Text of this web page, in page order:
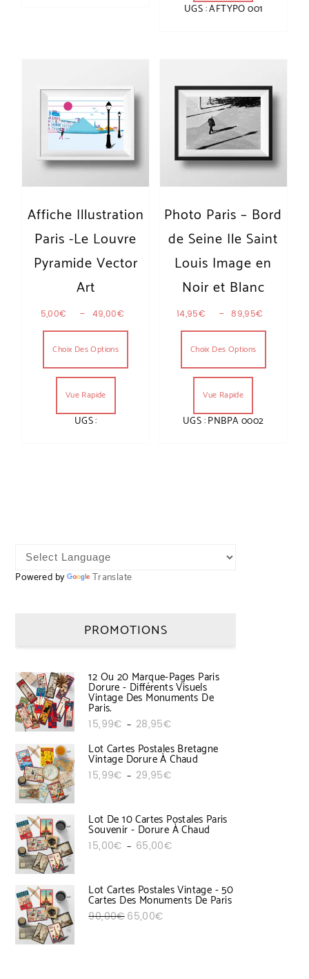
UGS : AFTYPO 001
Affiche Illustration
Paris -Le Louvre
Pyramide Vector
Art
5,00€ – 49,00€ Plage de prix : 5,00€ à 49,00€
Choix Des Options
Ce produit a plusieurs variations. Les
Vue Rapide
UGS :
Photo Paris – Bord
de Seine Ile Saint
Louis Image en
Noir et Blanc
14,95€ – 89,95€
Choix Des Options
Ce
Vue Rapide
UGS : PNBPA 0002
Powered by Translate
PROMOTIONS
12 Ou 20 Marque-Pages Paris
Dorure - Différents Visuels
Vintage Des Monuments De
Paris.
15,99€ – 28,95€Plage de prix : 15,99€ à 28,95€
Lot Cartes Postales Bretagne
Vintage Dorure À Chaud
15,99€ – 29,95€Plage de prix : 15,99€ à 29,95€
Lot De 10 Cartes Postales Paris
Souvenir - Dorure À Chaud
15,00€ – 65,00€Plage de prix : 15,00€ à 65,00€
Lot Cartes Postales Vintage - 50
Cartes Des Monuments De Paris
90,00€Le prix initial était : 90,00€.
65,00€Le prix actuel est : 65,00€.